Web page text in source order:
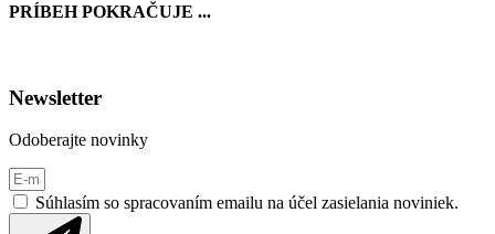
PRÍBEH POKRAČUJE ...
Newsletter
Odoberajte novinky
Súhlasím so spracovaním emailu na účel zasielania noviniek.